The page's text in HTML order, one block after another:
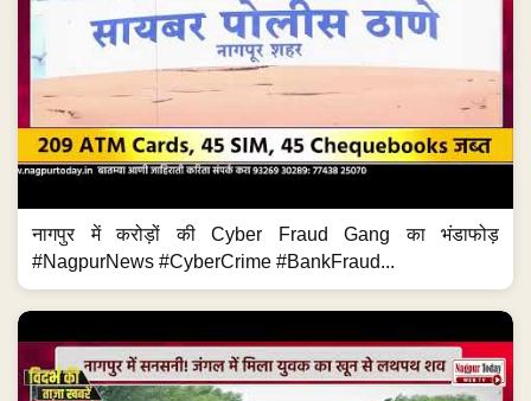
नागपुर में करोड़ों की Cyber Fraud Gang का भंडाफोड़
#NagpurNews #CyberCrime #BankFraud...